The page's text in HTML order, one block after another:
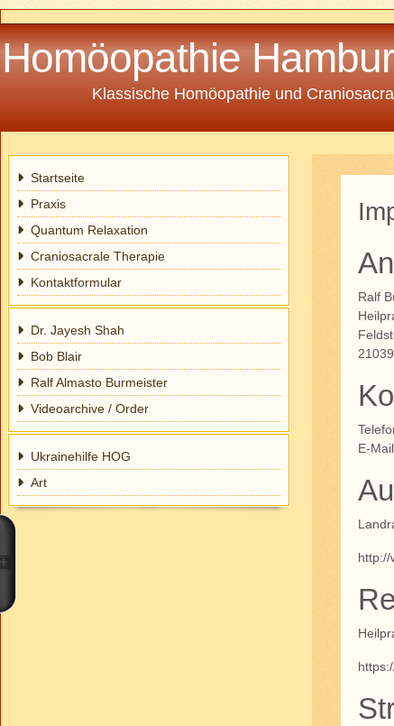
Homöopathie
Klassische Homöopathie und
Startseite
Praxis
Quantum Relaxation
Craniosacrale Therapie
Kontaktformular
Dr. Jayesh Shah
Bob Blair
Ralf Almasto Burmeister
Videoarchive / Order
Ukrainehilfe HOG
Art
Ralf
E-
http://